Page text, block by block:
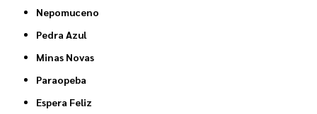
Nepomuceno
Pedra Azul
Minas Novas
Paraopeba
Espera Feliz